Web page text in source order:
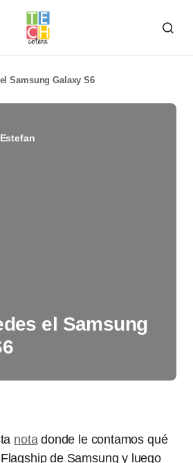
Samsung Galaxy S6
el Samsung
notadonde le contamos qué
de Samsung y luego